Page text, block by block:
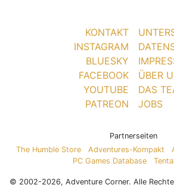
KONTAKT
INSTAGRAM
BLUESKY
FACEBOOK
YOUTUBE
PATREON
ÜBER
DAS
JOBS
Partnerseiten
The Humble Store
Adventures-Kompakt
PC Games Database
© 2002-2026, Adventure Corner. Alle